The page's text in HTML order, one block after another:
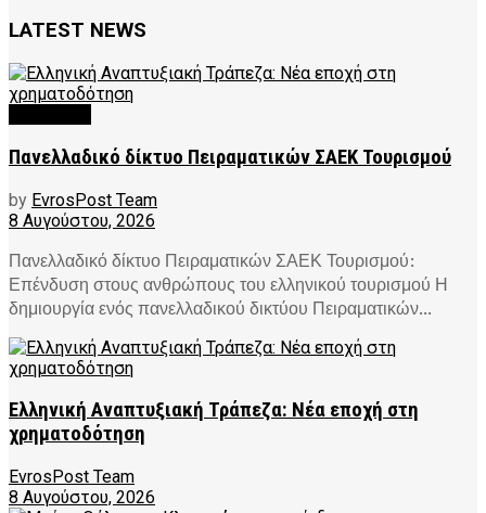
LATEST NEWS
Πανελλαδικό δίκτυο Πειραματικών ΣΑΕΚ Τουρισμού
by EvrosPost Team
8 Αυγούστου, 2026
Πανελλαδικό δίκτυο Πειραματικών ΣΑΕΚ Τουρισμού:
Επένδυση στους ανθρώπους του ελληνικού τουρισμού Η
δημιουργία ενός πανελλαδικού δικτύου Πειραματικών...
Ελληνική Αναπτυξιακή Τράπεζα: Νέα εποχή στη
χρηματοδότηση
EvrosPost Team
8 Αυγούστου, 2026